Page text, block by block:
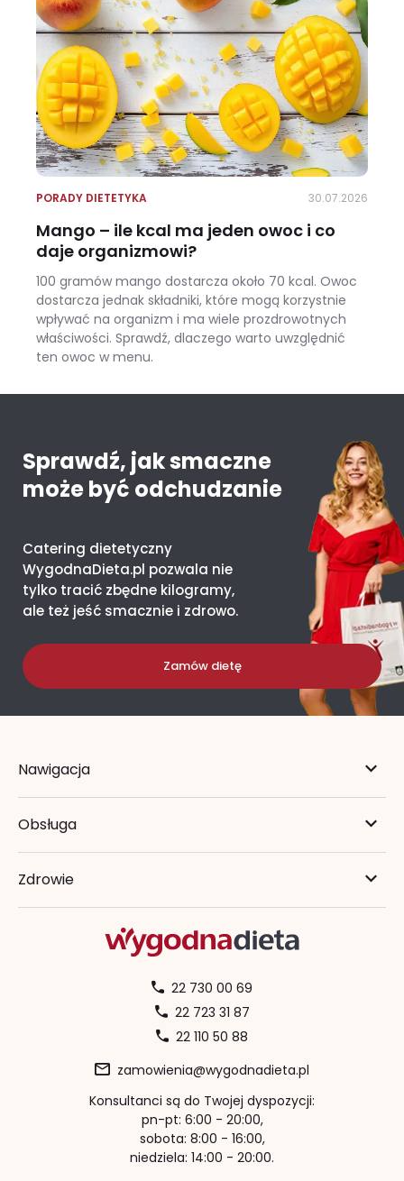
PORADY DIETETYKA 30.07.2026
Mango – ile kcal ma jeden owoc i co
daje organizmowi?
100 gramów mango dostarcza około 70 kcal. Owoc
dostarcza jednak składniki, które mogą korzystnie
wpływać na organizm i ma wiele prozdrowotnych
właściwości. Sprawdź, dlaczego warto uwzględnić
ten owoc w menu.
Sprawdź, jak smaczne
może być odchudzanie
Catering dietetyczny
WygodnaDieta.pl pozwala nie
tylko tracić zbędne kilogramy,
ale też jeść smacznie i zdrowo.
Zamów dietę
Nawigacja
Obsługa
Zdrowie
22 730 00 69
22 723 31 87
22 110 50 88
zamowienia@wygodnadieta.pl
Konsultanci są do Twojej dyspozycji:
pn-pt: 6:00 - 20:00,
sobota: 8:00 - 16:00,
niedziela: 14:00 - 20:00.